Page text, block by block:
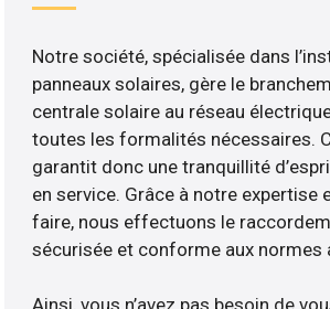
Notre société, spécialisée dans
panneaux solaires, gère le
centrale solaire au réseau
toutes les formalités nécessaires.
garantit donc une tranquillité
en service. Grâce à notre expertise
faire, nous effectuons le
sécurisée et conforme aux normes